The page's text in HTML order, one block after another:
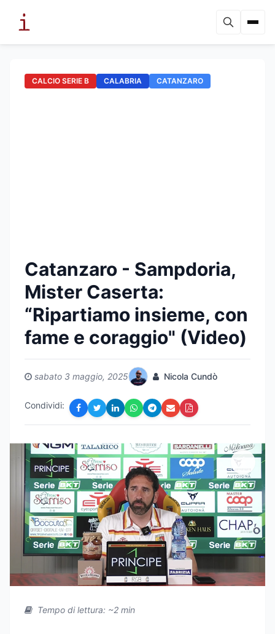
CALCIO SERIE B CALABRIA CATANZARO
Catanzaro - Sampdoria,
Mister Caserta:
“Ripartiamo insieme, con
fame e coraggio" (Video)
sabato 3 maggio, 2025 Nicola Cundò
Condividi:
Tempo di lettura: ~2 min